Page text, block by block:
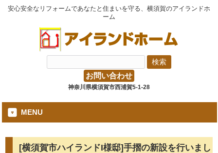
安心安全なリフォームであなたと住まいを守る、横須賀のアイランドホ
ーム
お問い合わせ
神奈川県横須賀市西浦賀5-1-28
MENU
[横須賀市ハイランドI様邸]手摺の新設を行いまし